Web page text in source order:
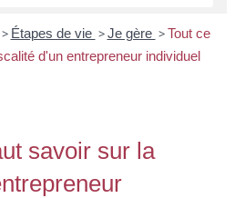
> Étapes de vie > Je gère > Tout ce
d'un entrepreneur individuel
savoir sur la